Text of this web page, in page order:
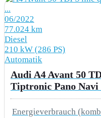
3B3
3L3 Vordersitze
3NT
3Y4
06/2022
77.024 km
Diesel
210 kW (286 PS)
Automatik
Audi A4 Avant 50
Tiptronic Pano Navi
Energieverbrauch